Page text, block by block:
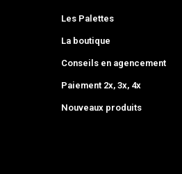
Les Palettes
La boutique
Conseils en agencement
Paiement 2x, 3x, 4x
Nouveaux produits